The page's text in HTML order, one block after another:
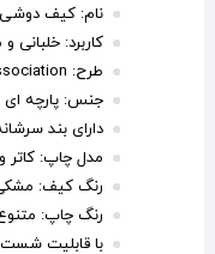
نام: کیف دوشی
کاربرد: خلبانی
طرح: Pilot association
جنس: پارچه ای
دارای بند
مدل چاپ: کاتر و DTF
رنگ کیف:
رنگ چاپ:
با قابلیت